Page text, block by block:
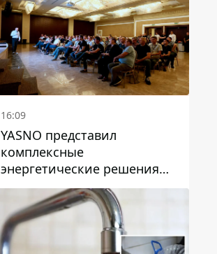
16:09
YASNO представил
комплексные
энергетические решения
для бизнеса в Днепре